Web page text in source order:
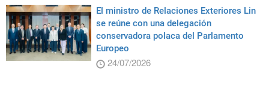
El ministro de Relaciones Exteriores Lin
se reúne con una delegación
conservadora polaca del Parlamento
Europeo
24/07/2026